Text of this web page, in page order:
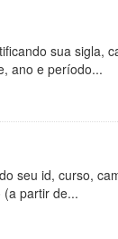
sua sigla,
ano e período...
seu id, curso,
partir de...